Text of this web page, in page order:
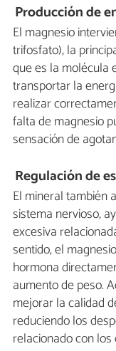
Producción de
El magnesio
trifosfato), la
que es la molécula
transportar la
realizar
falta de magnesio
sensación de
Regulación de
El mineral también
sistema nervioso,
excesiva
sentido, el
hormona
aumento de peso.
mejorar la calidad
reduciendo los
relacionado con